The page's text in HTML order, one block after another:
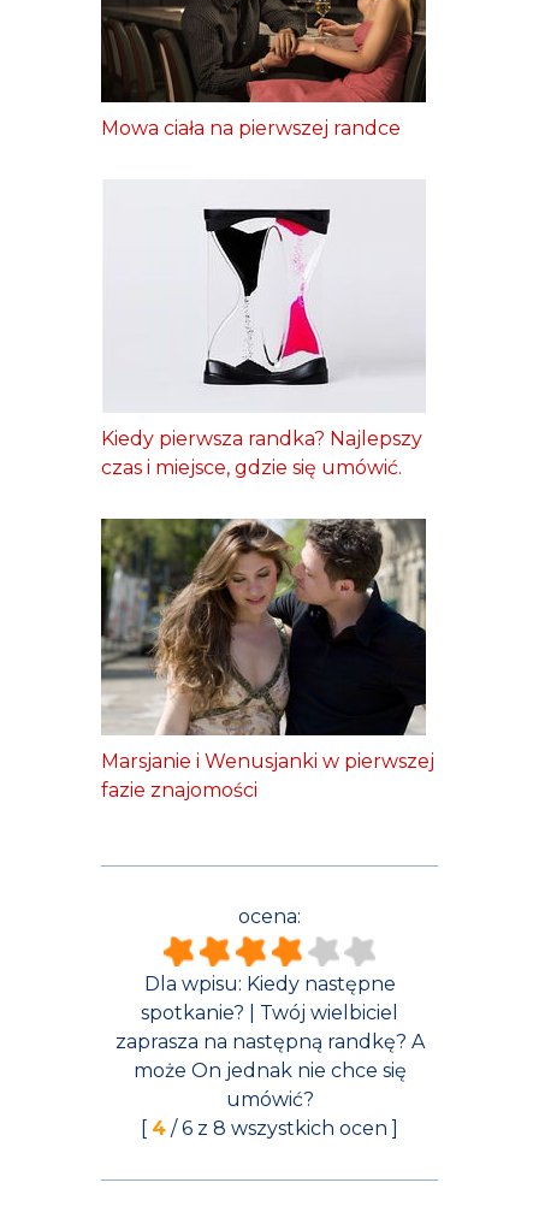
Mowa ciała na pierwszej randce
Kiedy pierwsza randka? Najlepszy
czas i miejsce, gdzie się umówić.
Marsjanie i Wenusjanki w pierwszej
fazie znajomości
ocena:
Dla wpisu: Kiedy następne
spotkanie? | Twój wielbiciel
zaprasza na następną randkę? A
może On jednak nie chce się
umówić?
[ 4 /6 z 8 wszystkich ocen ]